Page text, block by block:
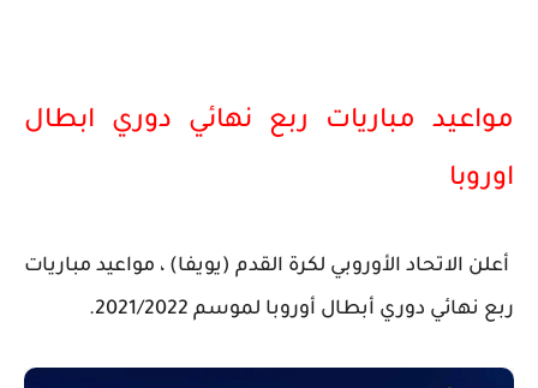
مواعيد مباريات ربع نهائي دوري ابطال
اوروبا
أعلن الاتحاد الأوروبي لكرة القدم (يويفا) ، مواعيد مباريات
ربع نهائي دوري أبطال أوروبا لموسم 2021/2022.